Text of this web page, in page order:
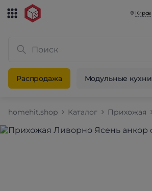
Киров
Распродажа Модульные кухни
homehit.shop Каталог Прихожая